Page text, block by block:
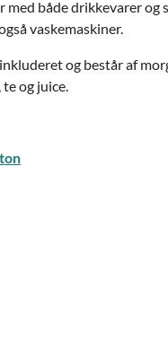
både drikkevarer og
vaskemaskiner.
og består af
og juice.